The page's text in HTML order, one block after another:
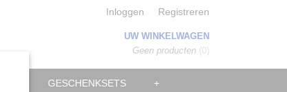
Inloggen Registreren
UW WINKELWAGEN
Geen producten (0)
GESCHENKSETS +